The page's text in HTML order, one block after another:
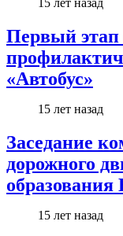
15 лет назад
Первый этап
«Автобус»
15 лет назад
Заседание
дорожного
15 лет назад